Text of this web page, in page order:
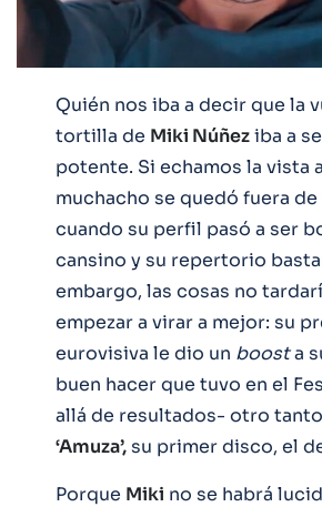
Quién nos iba a decir que la
tortilla de Miki Núñeziba a
potente. Si echamos la vista
muchacho se quedó fuera de
cuando su perfil pasó a ser
cansino y su repertorio
embargo, las cosas no
empezar a virar a mejor: su
eurovisiva le dio un boosta
buen hacer que tuvo en el
allá de resultados- otro
‘Amuza’,su primer disco, el
Porque Miki no se habrá